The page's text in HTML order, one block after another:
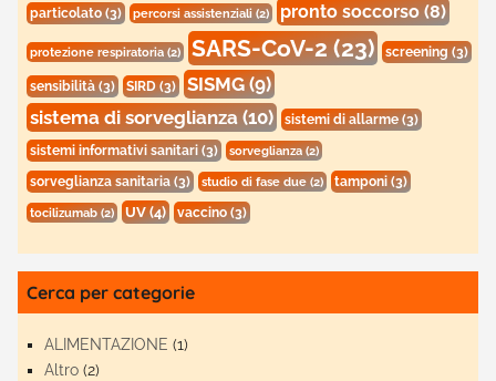
particolato(3) percorsi assistenziali (2) pronto soccorso(8)
protezione respiratoria (2) SARS-CoV-2(23) screening(3)
sensibilità(3) SIRD(3) SISMG(9)
sistema di sorveglianza(10) sistemi di allarme(3)
sistemi informativi sanitari(3) sorveglianza(2)
sorveglianza sanitaria(3) studio di fase due(2) tamponi(3)
tocilizumab(2) UV(4) vaccino(3)
Cerca per categorie
ALIMENTAZIONE (1)
Altro (2)